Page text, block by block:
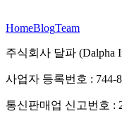
HomeBlogTeam
주식회사 달파 (Dalpha
사업자 등록번호 : 744-
통신판매업 신고번호 :